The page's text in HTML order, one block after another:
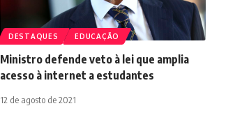
DESTAQUES EDUCAÇÃO
Ministro defende veto à lei que amplia
acesso à internet a estudantes
12 de agosto de 2021